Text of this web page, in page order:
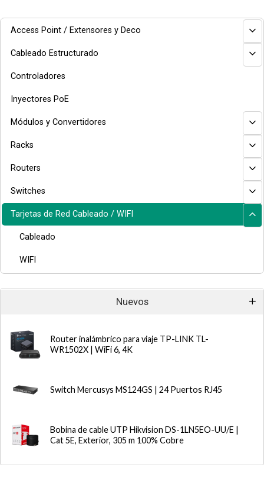
Access Point / Extensores y Deco
Cableado Estructurado
Controladores
Inyectores PoE
Módulos y Convertidores
Racks
Routers
Switches
Tarjetas de Red Cableado / WIFI
Cableado
WIFI
Nuevos
Router inalámbrico para viaje TP-LINK TL-
WR1502X | WiFi 6, 4K
Switch Mercusys MS124GS | 24 Puertos RJ45
Bobina de cable UTP Hikvision DS-1LN5EO-UU/E |
Cat 5E, Exterior, 305 m 100% Cobre